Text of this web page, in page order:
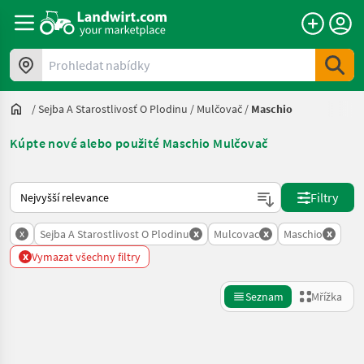
Prohledat nabídky
/Sejba A Starostlivosť O Plodinu / Mulčovač / Maschio
Kúpte nové alebo použité Maschio Mulčovač
Takto se řadí nabídky na Landwirt.com
Filtry
x Sejba A Starostlivost O Plodinu x Mulcovac x Maschio x
x Vymazat všechny filtry
Seznam Mřížka